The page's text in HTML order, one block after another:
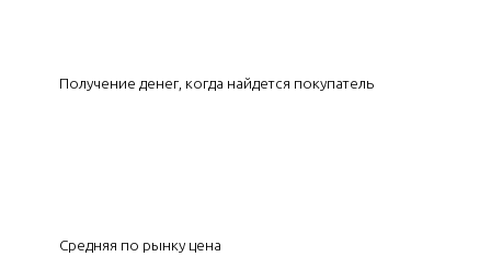
Получение денег, когда найдется покупатель
Средняя по рынку цена